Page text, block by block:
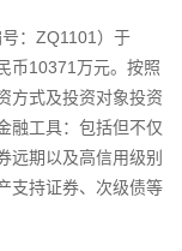
：ZQ1101）于
币10371万元。按照
方式及投资对象投资
融工具：包括但不仅
远期以及高信用级别
支持证券、次级债等